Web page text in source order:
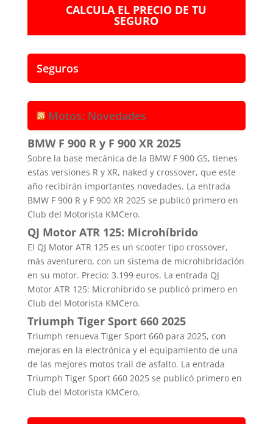
CALCULA EL PRECIO DE TU
SEGURO
Seguros
Motos: Novedades
BMW F 900 R y F 900 XR 2025
Sobre la base mecánica de la BMW F 900 GS, tienes
estas versiones R y XR, naked y crossover, que este
año recibirán importantes novedades. La entrada
BMW F 900 R y F 900 XR 2025 se publicó primero en
Club del Motorista KMCero.
QJ Motor ATR 125: Microhíbrido
El QJ Motor ATR 125 es un scooter tipo crossover,
más aventurero, con un sistema de microhibridación
en su motor. Precio: 3.199 euros. La entrada QJ
Motor ATR 125: Microhíbrido se publicó primero en
Club del Motorista KMCero.
Triumph Tiger Sport 660 2025
Triumph renueva Tiger Sport 660 para 2025, con
mejoras en la electrónica y el equipamiento de una
de las mejores motos trail de asfalto. La entrada
Triumph Tiger Sport 660 2025 se publicó primero en
Club del Motorista KMCero.